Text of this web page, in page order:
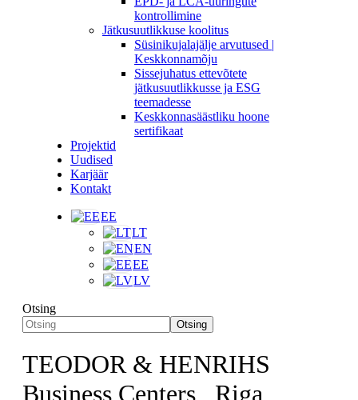
kontrollimine
Jätkusuutlikkuse koolitus
Süsinikujalajälje arvutused |
Keskkonnamõju
Sissejuhatus ettevõtete
jätkusuutlikkusse ja ESG
teemadesse
Keskkonnasäästliku hoone
sertifikaat
Projektid
Uudised
Karjäär
Kontakt
EE
LT
EN
EE
LV
Otsing
Otsing
TEODOR & HENRIHS
Business Centers , Riga